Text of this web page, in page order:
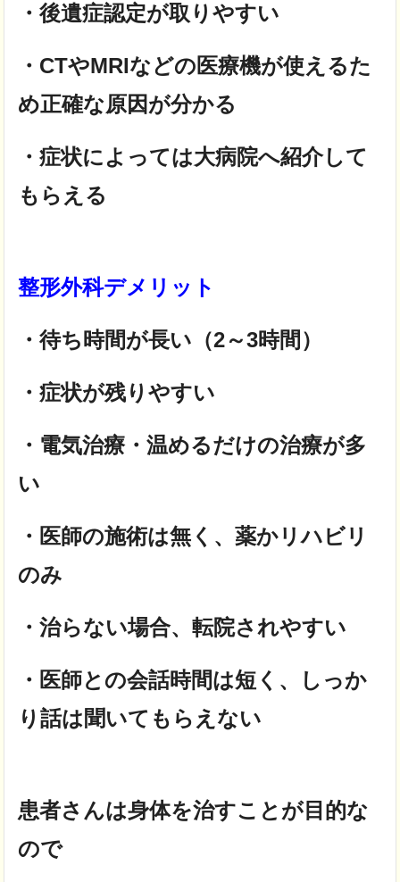
・後遺症認定が取りやすい
・CTやMRIなどの医療機が使えるた
め正確な原因が分かる
・症状によっては大病院へ紹介して
もらえる
整形外科デメリット
・待ち時間が長い（2～3時間）
・症状が残りやすい
・電気治療・温めるだけの治療が多
い
・医師の施術は無く、薬かリハビリ
のみ
・治らない場合、転院されやすい
・医師との会話時間は短く、しっか
り話は聞いてもらえない
患者さんは身体を治すことが目的な
ので